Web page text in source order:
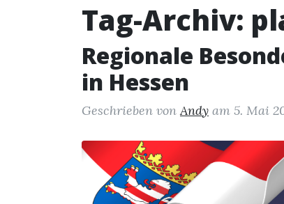
Tag-Archiv:
Regionale
in Hessen
Geschrieben vonAndy am 5. Mai